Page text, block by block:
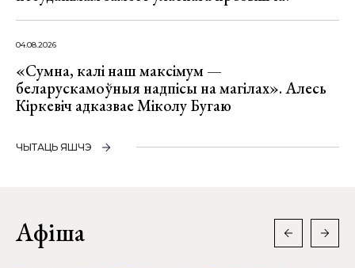
04.08.2026
«Сумна, калі наш максімум —
беларускамоўныя надпісы на магілах». Алесь
Кіркевіч адказвае Міколу Бугаю
ЧЫТАЦЬ ЯШЧЭ
Афіша